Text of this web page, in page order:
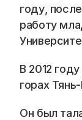
году,
работу
В 2012
горах
Он был